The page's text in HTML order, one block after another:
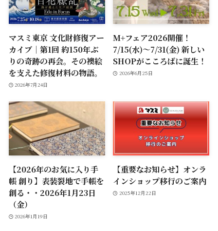
マスミ東京 文化財修復アー
カイブ｜第1回 約150年ぶ
りの奇跡の再会。その襖絵
を支えた修復材料の物語。
2026年7月24日
M+フェア2026開催！
7/15(水)～7/31(金) 新しい
SHOPがこころばに誕生！
2026年6月25日
【2026年のお気に入り手
帳 創り】表装裂地で手帳を
創る・・2026年1月23日
（金）
2026年1月19日
【重要なお知らせ】オンラ
インショップ移行のご案内
2025年12月22日